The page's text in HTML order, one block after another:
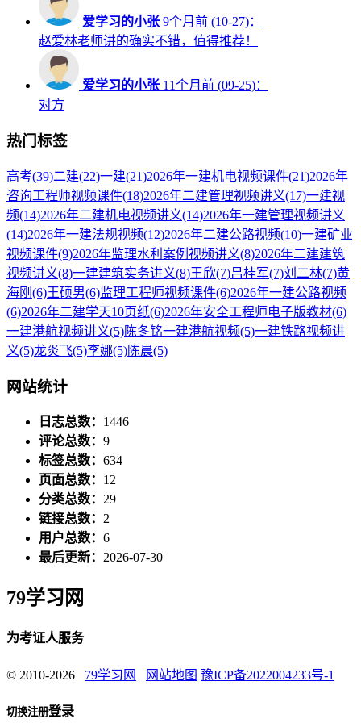
爱学习的小张 9个月前 (10-27)：
赵爱林老师讲的确实不错，值得推荐！
爱学习的小张 11个月前 (09-25)：
对方
热门标签
高考(39)二建(22)一建(21)2026年一建机电视频课件(21)2026年
咨询工程师视频课件(18)2026年二建管理视频讲义(17)一建视
频(14)2026年二建机电视频讲义(14)2026年一建管理视频讲义
(14)2026年一建法规视频(12)2026年二建公路视频(10)一建矿业
视频课件(9)2026年监理水利案例视频讲义(8)2026年二建建筑
视频讲义(8)一建建筑实务讲义(8)王欣(7)吕桂军(7)刘二林(7)黄
海刚 (6)王硕男(6)监理工程师视频课件(6)2026年一建公路视频
(6)2026年二建学天10页纸(6)2026年安全工程师电子版教材(6)
一建港航视频讲义(5)陈冬铭一建港航视频(5)一建铁路视频讲
义(5)龙炎飞(5)李娜(5)陈晨(5)
网站统计
日志总数： 1446
评论总数： 9
标签总数： 634
页面总数： 12
分类总数： 29
链接总数： 2
用户总数： 6
最后更新： 2026-07-30
79学习网
为考证人服务
© 2010-2026 79学习网 网站地图 豫ICP备2022004233号-1
切换注册登录